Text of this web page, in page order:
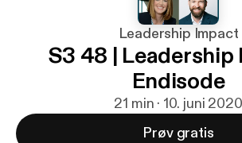
Leadership Impact
S3 48 | Leadership
Endisode
21 min · 10. juni 2020
Prøv gratis